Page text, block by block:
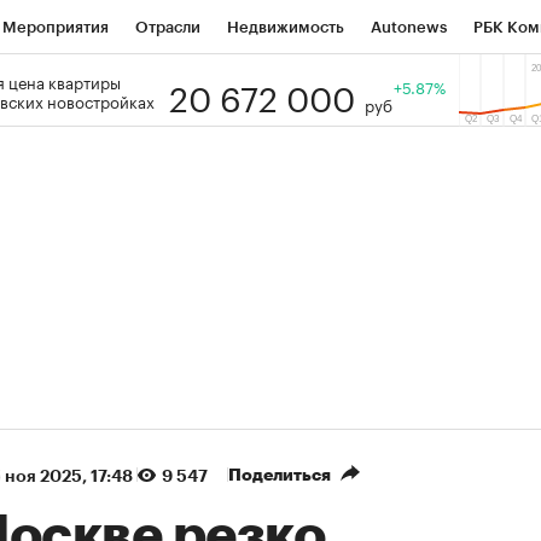
Мероприятия Отрасли Недвижимость Autonews РБК
РБК Образование Тренды
цена квартиры
новостройках
20 672 000 руб
+5.87%
ноя 2025, 17:48 9 547 Поделиться